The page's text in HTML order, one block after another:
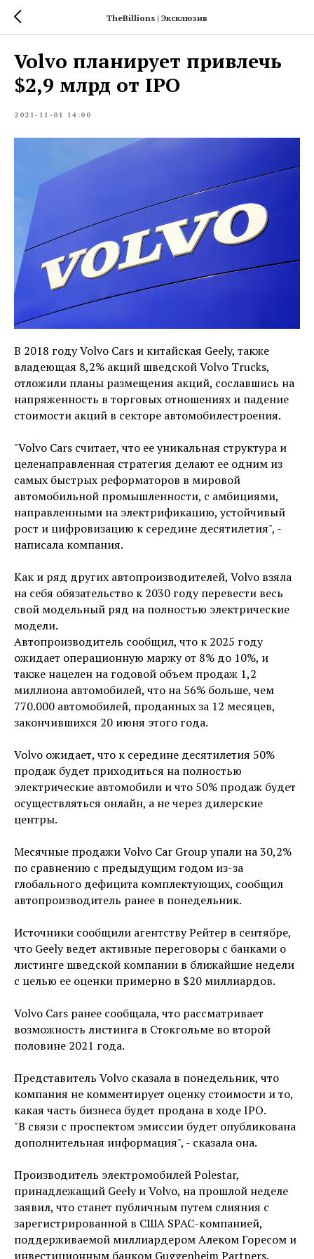
TheBillions | Эксклюзив
Volvo планирует привлечь
$2,9 млрд от IPO
2021-11-01 14:00
В 2018 году Volvo Cars и китайская Geely, также
владеющая 8,2% акций шведской Volvo Trucks,
отложили планы размещения акций, сославшись на
напряженность в торговых отношениях и падение
стоимости акций в секторе автомобилестроения.
"Volvo Cars считает, что ее уникальная структура и
целенаправленная стратегия делают ее одним из
самых быстрых реформаторов в мировой
автомобильной промышленности, с амбициями,
направленными на электрификацию, устойчивый
рост и цифровизацию к середине десятилетия", -
написала компания.
Как и ряд других автопроизводителей, Volvo взяла
на себя обязательство к 2030 году перевести весь
свой модельный ряд на полностью электрические
модели.
Автопроизводитель сообщил, что к 2025 году
ожидает операционную маржу от 8% до 10%, и
также нацелен на годовой объем продаж 1,2
миллиона автомобилей, что на 56% больше, чем
770.000 автомобилей, проданных за 12 месяцев,
закончившихся 20 июня этого года.
Volvo ожидает, что к середине десятилетия 50%
продаж будет приходиться на полностью
электрические автомобили и что 50% продаж будет
осуществляться онлайн, а не через дилерские
центры.
Месячные продажи Volvo Car Group упали на 30,2%
по сравнению с предыдущим годом из-за
глобального дефицита комплектующих, сообщил
автопроизводитель ранее в понедельник.
Источники сообщили агентству Рейтер в сентябре,
что Geely ведет активные переговоры с банками о
листинге шведской компании в ближайшие недели
с целью ее оценки примерно в $20 миллиардов.
Volvo Cars ранее сообщала, что рассматривает
возможность листинга в Стокгольме во второй
половине 2021 года.
Представитель Volvo сказала в понедельник, что
компания не комментирует оценку стоимости и то,
какая часть бизнеса будет продана в ходе IPO.
"В связи с проспектом эмиссии будет опубликована
дополнительная информация", - сказала она.
Производитель электромобилей Polestar,
принадлежащий Geely и Volvo, на прошлой неделе
заявил, что станет публичным путем слияния с
зарегистрированной в США SPAC-компанией,
поддерживаемой миллиардером Алеком Горесом и
инвестиционным банком Guggenheim Partners.